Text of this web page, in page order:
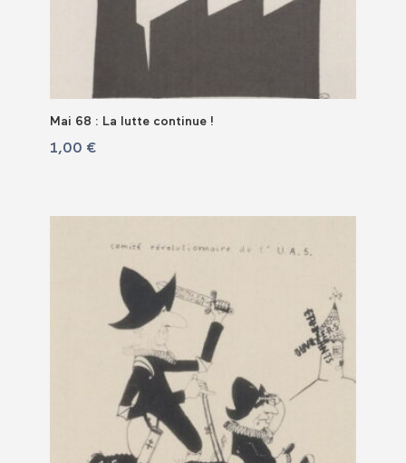
Mai 68 : La lutte continue !
1,00 €